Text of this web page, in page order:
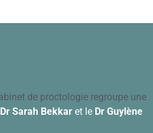
de proctologie regroupe une
Dr Sarah Bekkar et le Dr Guylène